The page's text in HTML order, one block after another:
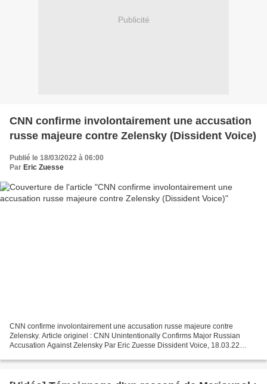
Publicité
CNN confirme involontairement une accusation
russe majeure contre Zelensky (Dissident Voice)
Publié le 18/03/2022 à 06:00
Par Eric Zuesse
CNN confirme involontairement une accusation russe majeure contre
Zelensky. Article originel : CNN Unintentionally Confirms Major Russian
Accusation Against Zelensky Par Eric Zuesse Dissident Voice, 18.03.22